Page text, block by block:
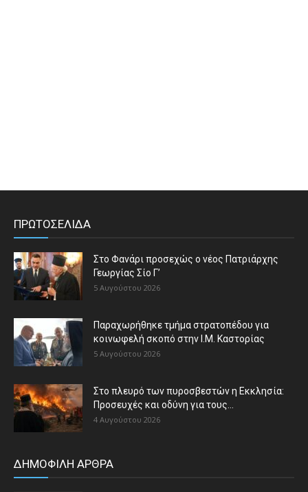
ΠΡΩΤΟΣΕΛΙΔΑ
Στο Φανάρι προσεχώς ο νέος Πατριάρχης
Γεωργίας Σίο Γ’
5 Αυγούστου 2026
Παραχωρήθηκε τμήμα στρατοπέδου για
κοινωφελή σκοπό στην Ι.Μ. Καστορίας
5 Αυγούστου 2026
Στο πλευρό των πυροσβεστών η Εκκλησία:
Προσευχές και οδύνη για τους...
4 Αυγούστου 2026
ΔΗΜΟΦΙΛΗ ΑΡΘΡΑ